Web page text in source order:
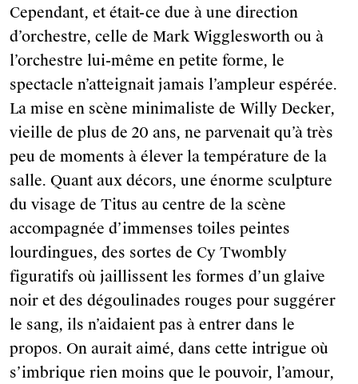
Cependant, et était-ce due à une direction
d’orchestre, celle de Mark Wigglesworth ou à
l’orchestre lui-même en petite forme, le
spectacle n’atteignait jamais l’ampleur espérée.
La mise en scène minimaliste de Willy Decker,
vieille de plus de 20 ans, ne parvenait qu’à très
peu de moments à élever la température de la
salle. Quant aux décors, une énorme sculpture
du visage de Titus au centre de la scène
accompagnée d’immenses toiles peintes
lourdingues, des sortes de Cy Twombly
figuratifs où jaillissent les formes d’un glaive
noir et des dégoulinades rouges pour suggérer
le sang, ils n’aidaient pas à entrer dans le
propos. On aurait aimé, dans cette intrigue où
s’imbrique rien moins que le pouvoir, l’amour,